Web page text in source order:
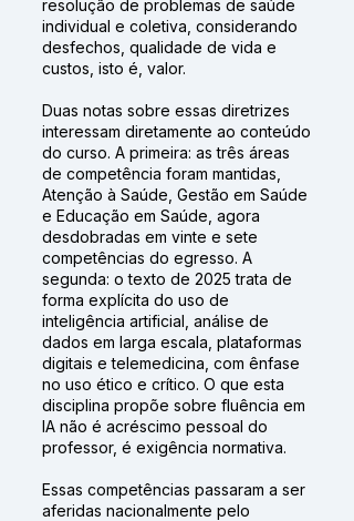
resolução de problemas de saúde
individual e coletiva, considerando
desfechos, qualidade de vida e
custos, isto é, valor.
Duas notas sobre essas diretrizes
interessam diretamente ao conteúdo
do curso. A primeira: as três áreas
de competência foram mantidas,
Atenção à Saúde, Gestão em Saúde
e Educação em Saúde, agora
desdobradas em vinte e sete
competências do egresso. A
segunda: o texto de 2025 trata de
forma explícita do uso de
inteligência artificial, análise de
dados em larga escala, plataformas
digitais e telemedicina, com ênfase
no uso ético e crítico. O que esta
disciplina propõe sobre fluência em
IA não é acréscimo pessoal do
professor, é exigência normativa.
Essas competências passaram a ser
aferidas nacionalmente pelo